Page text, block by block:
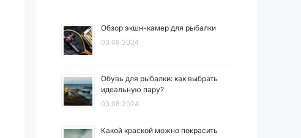
Обзор экшн-камер для рыбалки
03.08.2024
Обувь для рыбалки: как выбрать
идеальную пару?
03.08.2024
Какой краской можно покрасить